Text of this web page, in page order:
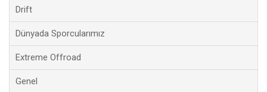
Drift
Dünyada Sporcularımız
Extreme Offroad
Genel